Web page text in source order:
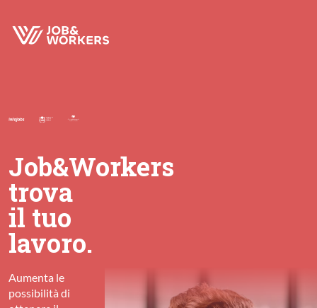
Job&Workers
trova
il tuo
lavoro.
Aumenta le
possibilità di